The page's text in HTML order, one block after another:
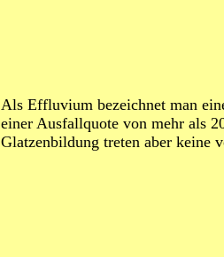
Als Effluvium bezeichnet man
einer Ausfallquote von mehr als
Glatzenbildung treten aber keine